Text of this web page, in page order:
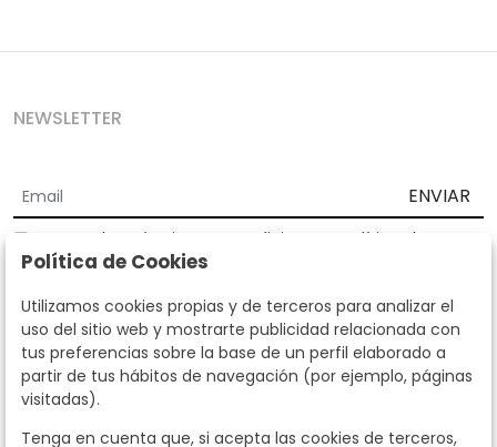
NEWSLETTER
ENVIAR
Acepto los Términos y Condiciones
Política de
privacidad
Según la LOPD y disposiciones de desarrollo, informamos que sus
datos personales serán tratados por parte de Subastas Segre con la
finalidad de gestionar la relación comercial. Puede ejercitar los
derechos de acceso, rectificación, cancelación, oposición y demás
derechos en los términos establecidos en la normativa vigente
dirigiéndote a nosotros. Asimismo, nos puede solicitar el envío de
llamando al teléfono 915159584 o enviando un e-mail a
Política de Cookies
Utilizamos cookies propias y de terceros para analizar el
uso del sitio web y mostrarte publicidad relacionada con
tus preferencias sobre la base de un perfil elaborado a
partir de tus hábitos de navegación (por ejemplo, páginas
visitadas).
Tenga en cuenta que, si acepta las cookies de terceros,